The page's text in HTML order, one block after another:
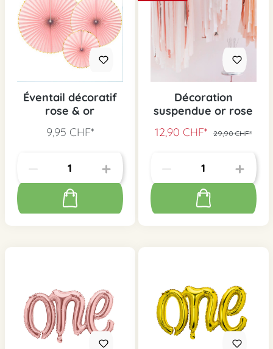
Éventail décoratif
rose & or
9,95 CHF*
Décoration
suspendue or rose
12,90 CHF*
29,90 CHF*